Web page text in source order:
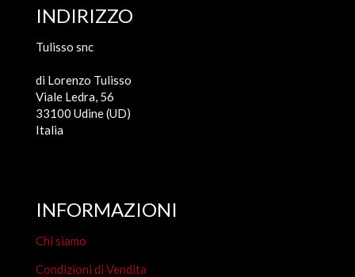
INDIRIZZO
Tulisso snc
di Lorenzo Tulisso
Viale Ledra, 56
33100 Udine (UD)
Italia
INFORMAZIONI
Chi siamo
Condizioni di Vendita